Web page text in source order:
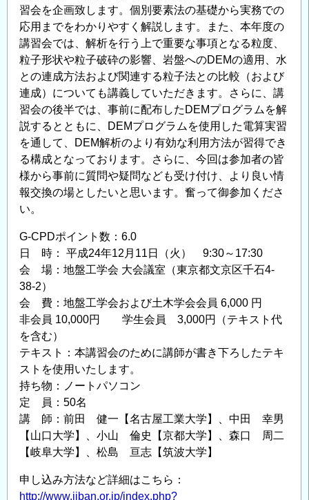
習会を企画致します。個別要素法の基礎から実務での
応用までをわかりやすく解説します。また、本年度の
講習会では、解析を行う上で重要な事項となる粒度、
粒子形状や粒子破砕の影響、岩盤へのDEMの適用、水
との連成方法および関連する粒子法との比較（および
連成）についても講義していただきます。さらに、講
習会の後半では、事前に配布したDEMプログラムを解
説するとともに、DEMプログラムを使用した電算実習
を通して、DEM解析のより有効な利用方法が習得でき
る構成となっております。さらに、今回は参加者の皆
様から事前に質問や疑問なども受け付け、より良い情
報交換の場としたいと思います。奮って御参加くださ
い。
G-CPDポイント数：6.0
日 時： 平成24年12月11日（火） 9:30～17:30
会 場：地盤工学会 大会議室（東京都文京区千石4-
38-2）
会 費：地盤工学会および土木学会会員 6,000 円
非会員 10,000円 学生会員 3,000円（テキスト代
を含む）
テキスト：本講習会のために講師が書き下ろしたテキ
ストを使用いたします。
持ち物：ノートパソコン
定 員：50名
講 師：前田 健一【名古屋工業大学】、中田 幸男
【山口大学】、小山 倫史【京都大学】、森口 周二
【岐阜大学】、松島 亘志【筑波大学】
申し込み方法など詳細はこちら：
http://www.jiban.or.jp/index.php?